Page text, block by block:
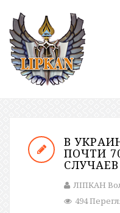
В
ПОЧТИ
ЛІПКАН
494